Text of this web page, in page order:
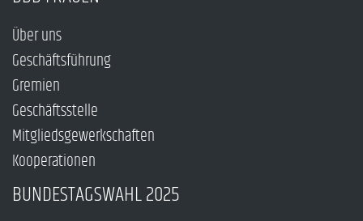
Über uns
Geschäftsführung
Gremien
Geschäftsstelle
Mitgliedsgewerkschaften
Kooperationen
BUNDESTAGSWAHL 2025